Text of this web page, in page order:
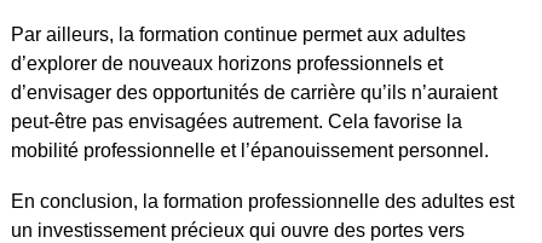
Par ailleurs, la formation continue permet aux adultes
d’explorer de nouveaux horizons professionnels et
d’envisager des opportunités de carrière qu’ils n’auraient
peut-être pas envisagées autrement. Cela favorise la
mobilité professionnelle et l’épanouissement personnel.
En conclusion, la formation professionnelle des adultes est
un investissement précieux qui ouvre des portes vers